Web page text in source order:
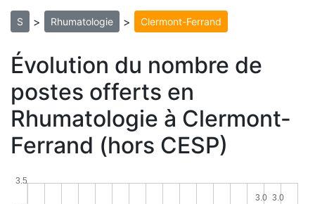
S > Rhumatologie > Clermont-Ferrand
Évolution du nombre de
postes offerts en
Rhumatologie à Clermont-
Ferrand (hors CESP)
3.5
3.0
3.0